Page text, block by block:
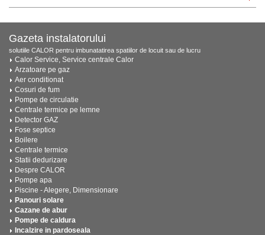
Gazeta instalatorului
solutiile CALOR pentru imbunatatirea spatiilor de locuit sau de lucru
Calor Service, Service centrale Calor
Arzatoare pe gaz
Aer conditionat
Cosuri de fum
Pompe de circulatie
Centrale termice pe lemne
Detector GAZ
Fose septice
Boilere
Centrale termice
Statii dedurizare
Despre CALOR
Pompe apa
Piscine - Alegere, Dimensionare
Panouri solare
Cazane de abur
Pompe de caldura
Incalzire in pardoseala